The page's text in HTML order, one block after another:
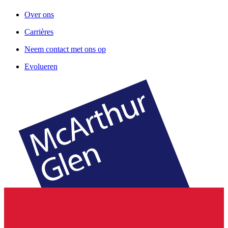
Over ons
Carrières
Neem contact met ons op
Evolueren